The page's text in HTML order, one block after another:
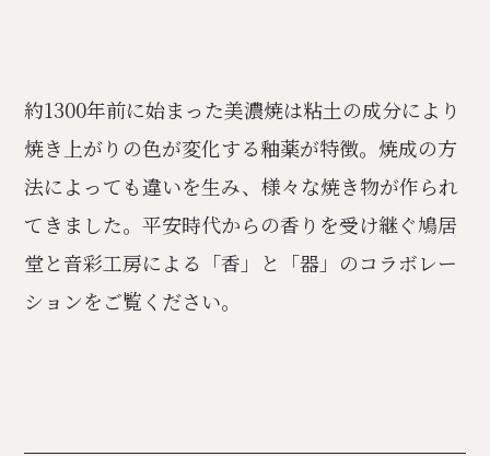
約1300年前に始まった美濃焼は粘土の成分により
焼き上がりの色が変化する釉薬が特徴。焼成の方
法によっても違いを生み、様々な焼き物が作られ
てきました。平安時代からの香りを受け継ぐ鳩居
堂と音彩工房による「香」と「器」のコラボレー
ションをご覧ください。